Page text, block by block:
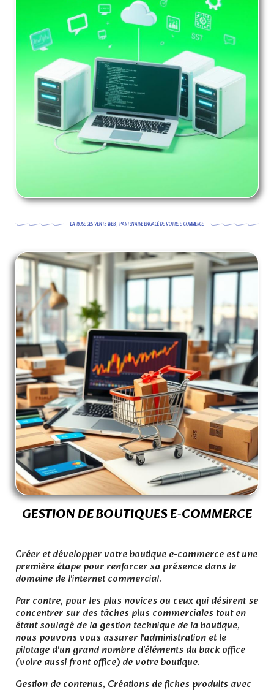
LA ROSE DES VENTS WEB , PARTENAIRE ENGAGÉ DE VOTRE E-COMMERCE
GESTION DE BOUTIQUES E-COMMERCE
Créer et développer votre boutique e-commerce est une
première étape pour renforcer sa présence dans le
domaine de l'internet commercial.
Par contre, pour les plus novices ou ceux qui désirent se
concentrer sur des tâches plus commerciales tout en
étant soulagé de la gestion technique de la boutique,
nous pouvons vous assurer l'administration et le
pilotage d'un grand nombre d'éléments du back office
(voire aussi front office) de votre boutique.
Gestion de contenus, Créations de fiches produits avec